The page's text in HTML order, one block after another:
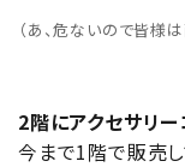
（あ、危ないので皆様
2階にアクセサリー
今まで1階で販売